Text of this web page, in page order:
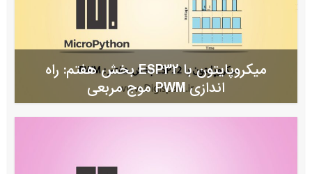
میکروپایتون با ESP32 بخش هفتم: راه
اندازی PWM موج مربعی